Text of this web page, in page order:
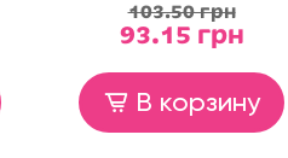
103.50 грн
93.15 грн
В корзину